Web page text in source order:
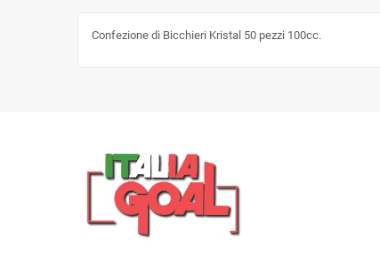
Confezione di Bicchieri Kristal 50 pezzi 100cc.